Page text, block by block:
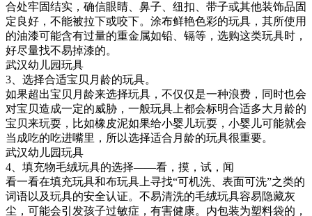
合处牢固结实，确信眼睛、鼻子、纽扣、带子或其他装饰品固
定良好，不能被拉下或咬下。涂布鲜艳色彩的玩具，其所使用
的油漆可能含有过量的重金属如铅、镉等，选购这类玩具时，
好尽量找不易掉漆的。
武汉幼儿园玩具
3、选择合适宝贝月龄的玩具。
如果超出宝贝月龄来选择玩具，不仅仅是一种浪费，同时也会
对宝贝造成一定的威胁，一般玩具上都会标明合适多大月龄的
宝贝来玩耍，比如橡皮泥如果给小婴儿玩耍，小婴儿可能就会
当成吃的吃进嘴里，所以选择适合月龄的玩具很重要。
武汉幼儿园玩具
4、填充物毛绒玩具的选择——看，摸，试，闻
看一看在填充玩具和布玩具上寻找“可机洗、表面可洗”之类的
词语以及玩具的安全认证。不易清洗的毛绒玩具容易隐藏灰
尘，可能会引发孩子过敏症，有害健康。内包装为塑料袋的，